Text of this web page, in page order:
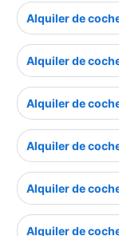
Alquiler de
Alquiler de
Alquiler de
Alquiler de
Alquiler de
Alquiler de